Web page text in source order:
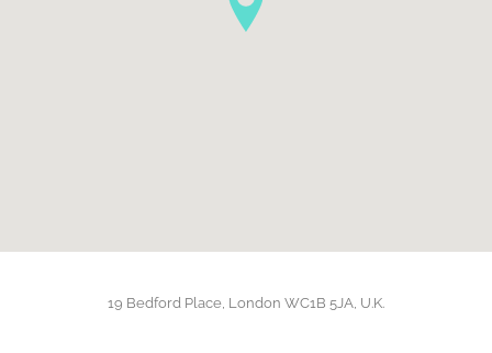
19 Bedford Place, London WC1B 5JA, U.K.